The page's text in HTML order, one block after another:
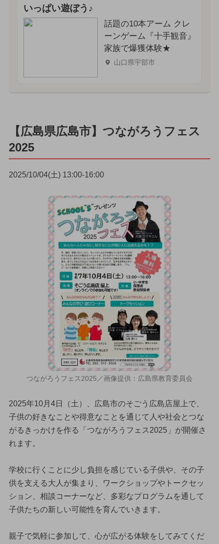
いっぱい遊ぼう♪
話題の10本アーム クレ
ーンゲーム『十手観音』
家族で爆獲体験★
山口県宇部市
【広島県広島市】つながろうフェス
2025
2025/10/04(土) 13:00-16:00
つながろうフェス2025／画像提供：広島県教育委員会
2025年10月4日（土）、広島市のそごう広島店屋上で、
子供の好きなことや得意なことを通じて人や社会とつな
がるきっかけを作る「つながろうフェス2025」が開催さ
れます。
学校に行くことに少し負担を感じている子供や、その子
供を支える大人が集まり、ワークショップやトークセッ
ション、相談コーナーなど、多彩なプログラムを通して
子供たちの新しい可能性を育んでいきます。
親子で気軽に参加して、心が広がる体験をしてみてくだ